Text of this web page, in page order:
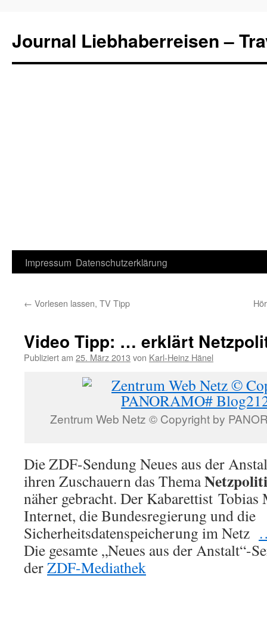
Journal Liebhaberreisen –
Zum
springen
Impressum Datenschutzerklärung
← Vorlesen lassen, TV Tipp
Video Tipp: … erklärt
Publiziert am 25. März 2013 von Karl-Heinz Hänel
Zentrum Web Netz © Copyright by
Die ZDF-Sendung Neues aus der
ihren Zuschauern das Thema
näher gebracht. Der Kabarettist Tobias
Internet, die Bundesregierung und die
Sicherheitsdatenspeicherung im Netz
Die gesamte „Neues aus der Anstalt“-
derZDF-Mediathek